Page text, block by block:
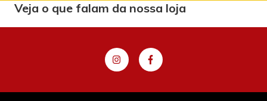
Veja o que falam da nossa loja